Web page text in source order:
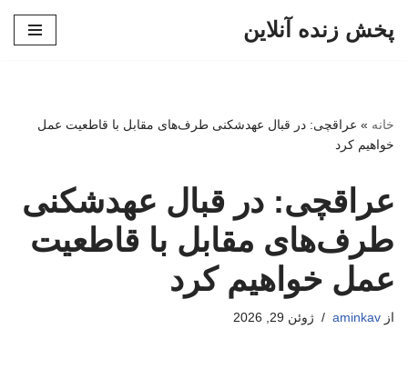
پخش زنده آنلاین
خانه » عراقچی: در قبال عهدشکنی طرف‌های مقابل با قاطعیت عمل
خواهیم کرد
عراقچی: در قبال عهدشکنی
طرف‌های مقابل با قاطعیت
عمل خواهیم کرد
از aminkav ژوئن 29, 2026